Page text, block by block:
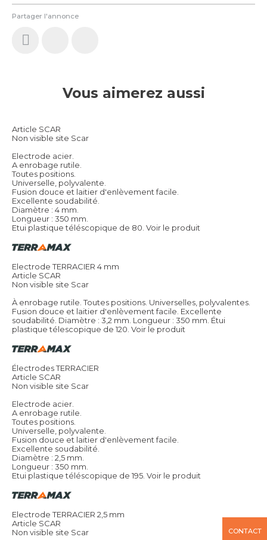
Partager l'annonce
Vous aimerez aussi
Article SCAR
Non visible site Scar
Electrode acier.
A enrobage rutile.
Toutes positions.
Universelle, polyvalente.
Fusion douce et laitier d'enlèvement facile.
Excellente soudabilité.
Diamètre : 4 mm.
Longueur : 350 mm.
Etui plastique téléscopique de 80. Voir le produit
Electrode TERRACIER 4 mm
Article SCAR
Non visible site Scar
À enrobage rutile. Toutes positions. Universelles, polyvalentes.
Fusion douce et laitier d'enlèvement facile. Excellente
soudabilité. Diamètre : 3,2 mm. Longueur : 350 mm. Étui
plastique télescopique de 120. Voir le produit
Électrodes TERRACIER
Article SCAR
Non visible site Scar
Electrode acier.
A enrobage rutile.
Toutes positions.
Universelle, polyvalente.
Fusion douce et laitier d'enlèvement facile.
Excellente soudabilité.
Diamètre : 2,5 mm.
Longueur : 350 mm.
Etui plastique téléscopique de 195. Voir le produit
Electrode TERRACIER 2,5 mm
Article SCAR
Non visible site Scar
CONTACT